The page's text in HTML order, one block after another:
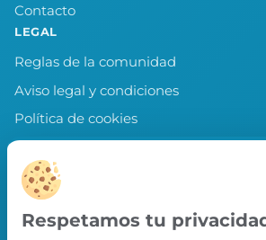
Contacto
LEGAL
Reglas de la comunidad
Aviso legal y condiciones
Política de cookies
Política de privacidad
Preferencias de cookies
LLEVA XAXUKO CONTIGO
Chollos, misiones y recompensas desde
Respetamos tu